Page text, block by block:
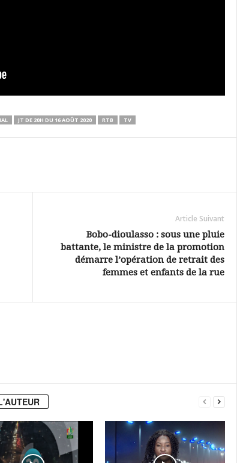
JT DE 20H DU 16 AOÛT 2020 RTB TV
Article Suivant
Bobo-dioulasso : sous une pluie
battante, le ministre de la promotion
démarre l’opération de retrait des
femmes et enfants de la rue